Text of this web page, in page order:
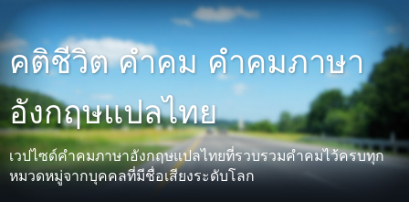
คติชีวิต คำคม คำคมภาษา
อังกฤษแปลไทย
เวปไซด์คำคมภาษาอังกฤษแปลไทยที่รวบรวมคำคมไว้ครบทุก
หมวดหมู่จากบุคคลที่มีชื่อเสียงระดับโลก